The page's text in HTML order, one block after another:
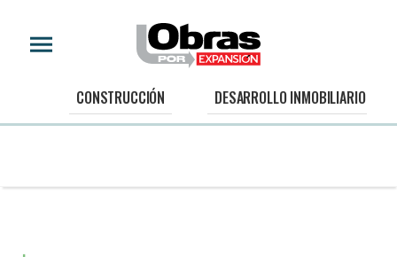
CONSTRUCCIÓN DESARROLLO INMOBILIARIO